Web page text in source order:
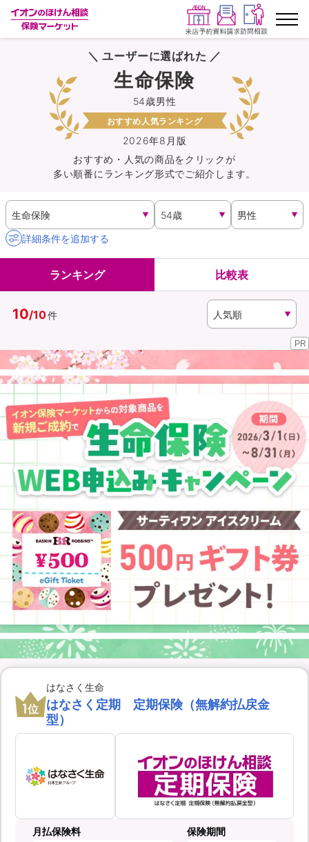
ランキングから探す
保険を比較する
保険会社から探す
イオンカード会員さま専用保険
キャンペーン一覧
イオングループ従業員さま向け
資料請求
（無料）
訪問相談
イオンカード会員さま専用保険
＼ ユーザーに選ばれた ／
2026年8月版
54歳男性
生命保険
おすすめ人気ランキング
おすすめ・人気の商品をクリックが
多い順番にランキング形式でご紹介します。
詳細条件を追加する
ランキング 比較表
10/10件
PR
1位
はなさく生命
はなさく定期 定期保険（無解約払戻金
型）
月払保険料 保険期間